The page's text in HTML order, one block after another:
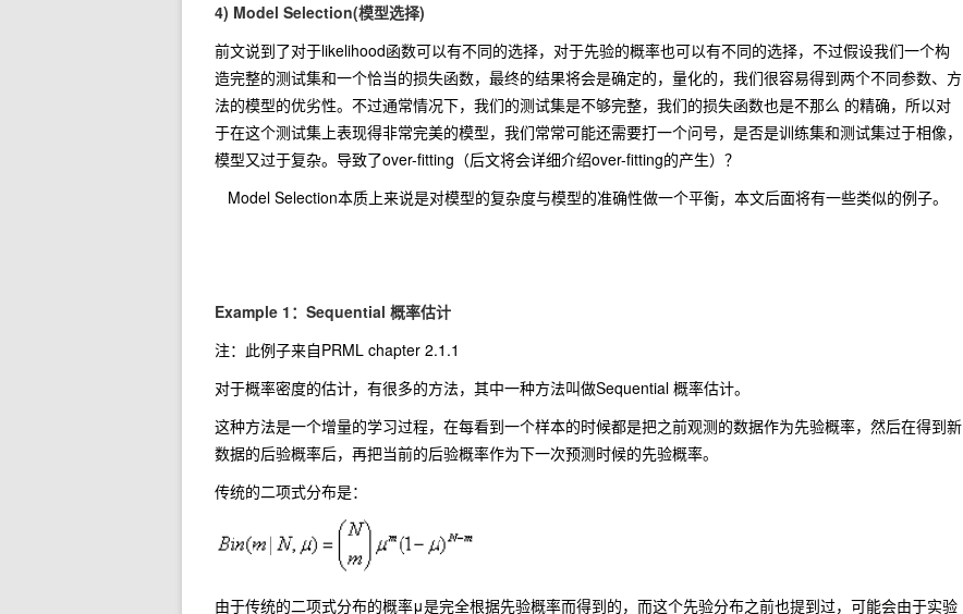
4) Model Selection(模型选择)
前文说到了对于likelihood函数可以有不同的选择，对于先验的概率也可以有不同的选择，不过假设我们一个构
造完整的测试集和一个恰当的损失函数，最终的结果将会是确定的，量化的，我们很容易得到两个不同参数、方
法的模型的优劣性。不过通常情况下，我们的测试集是不够完整，我们的损失函数也是不那么 的精确，所以对
于在这个测试集上表现得非常完美的模型，我们常常可能还需要打一个问号，是否是训练集和测试集过于相像，
模型又过于复杂。导致了over-fitting（后文将会详细介绍over-fitting的产生）？
Model Selection本质上来说是对模型的复杂度与模型的准确性做一个平衡，本文后面将有一些类似的例子。
Example 1：Sequential 概率估计
注：此例子来自PRML chapter 2.1.1
对于概率密度的估计，有很多的方法，其中一种方法叫做Sequential 概率估计。
这种方法是一个增量的学习过程，在每看到一个样本的时候都是把之前观测的数据作为先验概率，然后在得到新
数据的后验概率后，再把当前的后验概率作为下一次预测时候的先验概率。
传统的二项式分布是：
由于传统的二项式分布的概率μ是完全根据先验概率而得到的，而这个先验分布之前也提到过，可能会由于实验